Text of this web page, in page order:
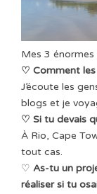
Mes 3
♡ Comment les
J’écoute les
blogs et je
♡ Si tu devais
À Rio, Cape
tout cas.
♡ As-tu un
réaliser si tu